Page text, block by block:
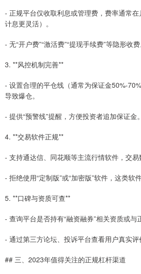
- 正规平台仅收取利息或管理费，费率通常
计息更灵活）。
- 无“开户费”“激活费”“提现手续费”等隐形收费
3. **风控机制完善**
- 设置合理的平仓线（通常为保证金50%-
导致爆仓。
- 提供“预警线”提醒，方便投资者追加保证金。
4. **交易软件正规**
- 支持通达信、同花顺等主流行情软件，交易
- 拒绝使用“定制版”或“加密版”软件，这类软
5. **口碑与资质可查**
- 查询平台是否持有“融资融券”相关资质或与
- 通过第三方论坛、投诉平台查看用户真实评
## 三、2023年值得关注的正规杠杆渠道